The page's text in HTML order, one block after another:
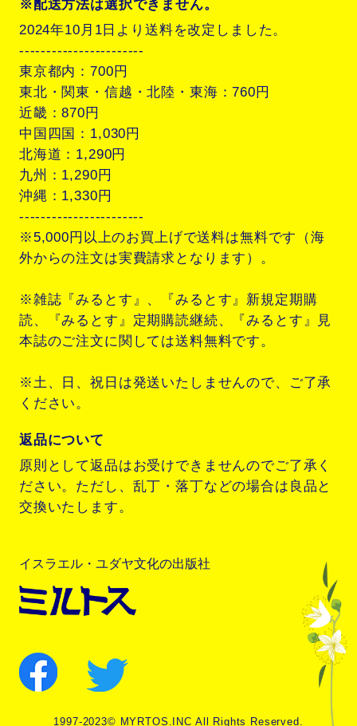
※配送方法は選択できません。
2024年10月1日より送料を改定しました。
-----------------------
東京都内：700円
東北・関東・信越・北陸・東海：760円
近畿：870円
中国四国：1,030円
北海道：1,290円
九州：1,290円
沖縄：1,330円
-----------------------
※5,000円以上のお買上げで送料は無料です（海
外からの注文は実費請求となります）。
※雑誌『みるとす』、『みるとす』新規定期購
読、『みるとす』定期購読継続、『みるとす』見
本誌のご注文に関しては送料無料です。
※土、日、祝日は発送いたしませんので、ご了承
ください。
返品について
原則として返品はお受けできませんのでご了承く
ださい。ただし、乱丁・落丁などの場合は良品と
交換いたします。
イスラエル・ユダヤ文化の出版社
1997-2023© MYRTOS.INC All Rights Reserved.